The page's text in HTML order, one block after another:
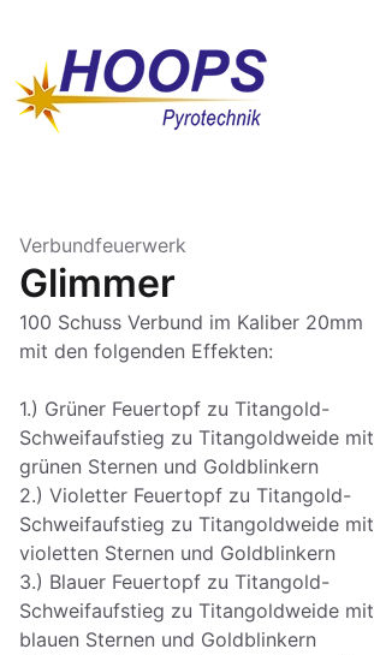
Verbundfeuerwerk
Glimmer
100 Schuss Verbund im Kaliber 20mm
mit den folgenden Effekten:
1.) Grüner Feuertopf zu Titangold-
Schweifaufstieg zu Titangoldweide mit
grünen Sternen und Goldblinkern
2.) Violetter Feuertopf zu Titangold-
Schweifaufstieg zu Titangoldweide mit
violetten Sternen und Goldblinkern
3.) Blauer Feuertopf zu Titangold-
Schweifaufstieg zu Titangoldweide mit
blauen Sternen und Goldblinkern